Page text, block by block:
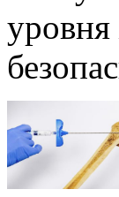
уровня